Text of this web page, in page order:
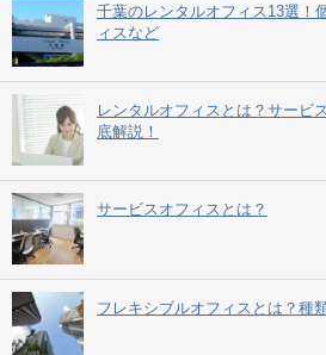
千葉のレンタルオフィス13選！
ィスなど
レンタルオフィスとは？サービ
底解説！
サービスオフィスとは？
フレキシブルオフィスとは？種